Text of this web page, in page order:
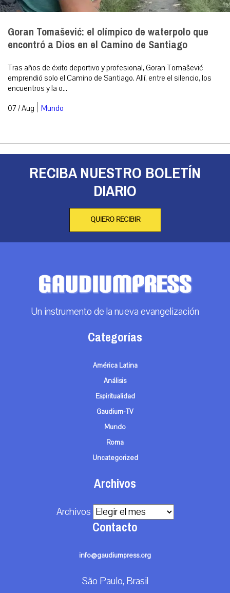
Goran Tomašević: el olímpico de waterpolo que
encontró a Dios en el Camino de Santiago
Tras años de éxito deportivo y profesional, Goran Tomašević
emprendió solo el Camino de Santiago. Allí, entre el silencio, los
encuentros y la o...
07 / Aug | Mundo
RECIBA NUESTRO BOLETÍN
DIARIO
QUIERO RECIBIR
Un instrumento de la nueva evangelización
Categorías
América Latina
Análisis
Espiritualidad
Gaudium-TV
Mundo
Roma
Uncategorized
Archivos
Archivos
Contacto
info@gaudiumpress.org
São Paulo, Brasil